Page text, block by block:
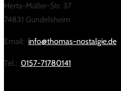
Herta-Müller-Str. 37
74831 Gundelsheim
Email: info@thomas-nostalgie.de
Tel.: 0157-71780141